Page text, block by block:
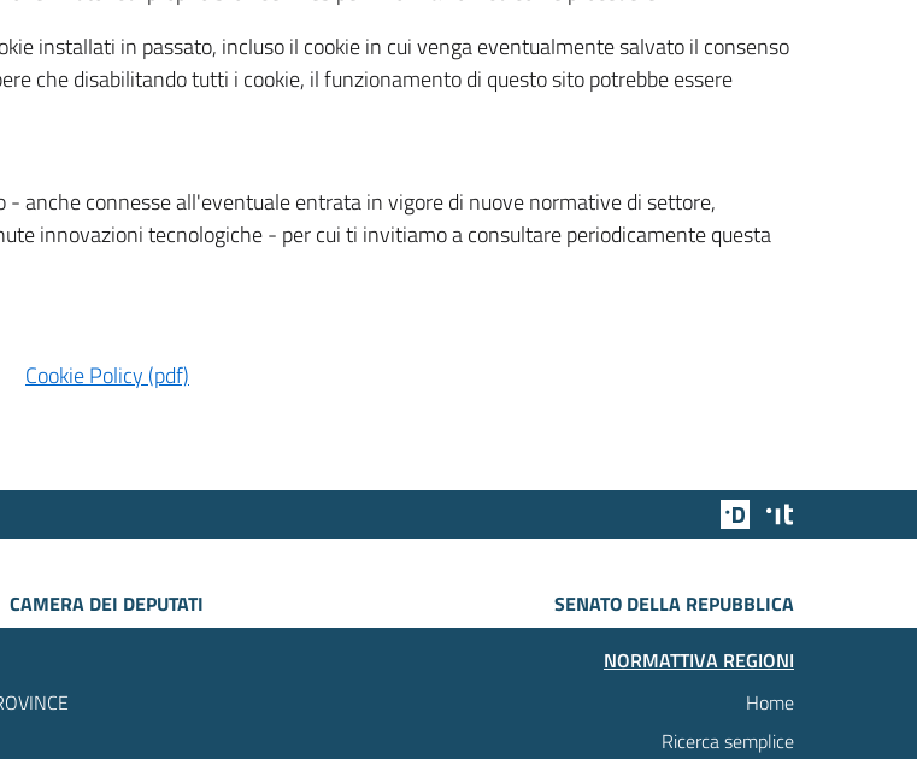
installati in passato, incluso il cookie in cui venga eventualmente salvato il consenso
che disabilitando tutti i cookie, il funzionamento di questo sito potrebbe essere
anche connesse all'eventuale entrata in vigore di nuove normative di settore,
innovazioni tecnologiche - per cui ti invitiamo a consultare periodicamente questa
Cookie Policy (pdf)
Team Digitale
CAMERA DEI DEPUTATI
SENATO DELLA REPUBBLICA
NORMATTIVA REGIONI
Home
Ricerca semplice